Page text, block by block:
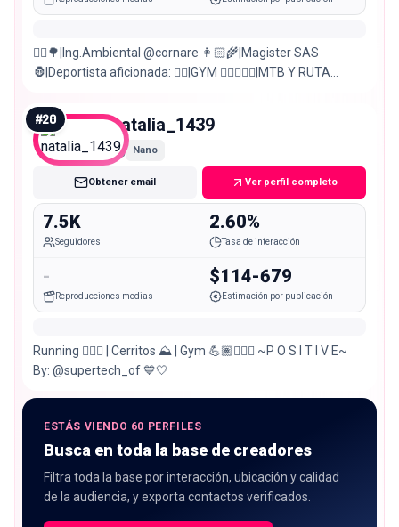
👷‍♀️🌳|Ing.Ambiental @cornare 👩🏻‍🌾|Magister SAS
🦍|Deportista aficionada: 🏋️‍♀️|GYM 🚵🏾‍♀️🚴‍♀️|MTB Y RUTA
#20 natalia_1439
Nano
Obtener email Ver perfil completo
7.5K
Seguidores
2.60%
Tasa de interacción
-
Reproducciones medias
$114-679
Estimación por publicación
Running 🏃🏽‍♀️ | Cerritos ⛰️ | Gym 💪🏽🏋🏽‍♀️ ~P O S I T I V E~
By: @supertech_of 💙🤍
ESTÁS VIENDO 60 PERFILES
Busca en toda la base de creadores
Filtra toda la base por interacción, ubicación y calidad
de la audiencia, y exporta contactos verificados.